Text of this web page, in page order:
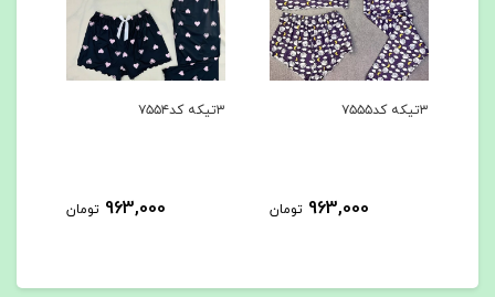
۳تیکه کد۷۵۵۴
963,000
۳تیکه کد۷۵۵۳
963,000